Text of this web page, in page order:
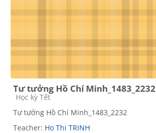
Tư tưởng Hồ Chí Minh_1483_2232
Course category
Học kỳ Tết
Tư tưởng Hồ Chí Minh_1483_2232
Teacher: Ho Thi TRINH